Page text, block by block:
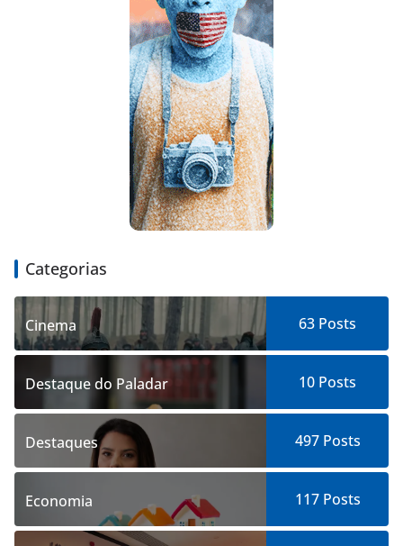
Categorias
Cinema 63 Posts
Destaque do Paladar 10 Posts
Destaques 497Posts
Economia 117Posts